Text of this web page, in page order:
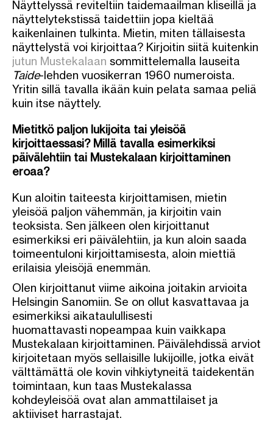
Näyttelyssä reviteltiin taidemaailman kliseillä ja
näyttelytekstissä taidettiin jopa kieltää
kaikenlainen tulkinta. Mietin, miten tällaisesta
näyttelystä voi kirjoittaa? Kirjoitin siitä kuitenkin
jutun Mustekalaan sommittelemalla lauseita
Taide-lehden vuosikerran 1960 numeroista.
Yritin sillä tavalla ikään kuin pelata samaa peliä
kuin itse näyttely.
Mietitkö paljon lukijoita tai yleisöä
kirjoittaessasi? Millä tavalla esimerkiksi
päivälehtiin tai Mustekalaan kirjoittaminen
eroaa?
Kun aloitin taiteesta kirjoittamisen, mietin
yleisöä paljon vähemmän, ja kirjoitin vain
teoksista. Sen jälkeen olen kirjoittanut
esimerkiksi eri päivälehtiin, ja kun aloin saada
toimeentuloni kirjoittamisesta, aloin miettiä
erilaisia yleisöjä enemmän.
Olen kirjoittanut viime aikoina joitakin arvioita
Helsingin Sanomiin. Se on ollut kasvattavaa ja
esimerkiksi aikataulullisesti
huomattavasti nopeampaa kuin vaikkapa
Mustekalaan kirjoittaminen. Päivälehdissä arviot
kirjoitetaan myös sellaisille lukijoille, jotka eivät
välttämättä ole kovin vihkiytyneitä taidekentän
toimintaan, kun taas Mustekalassa
kohdeyleisöä ovat alan ammattilaiset ja
aktiiviset harrastajat.